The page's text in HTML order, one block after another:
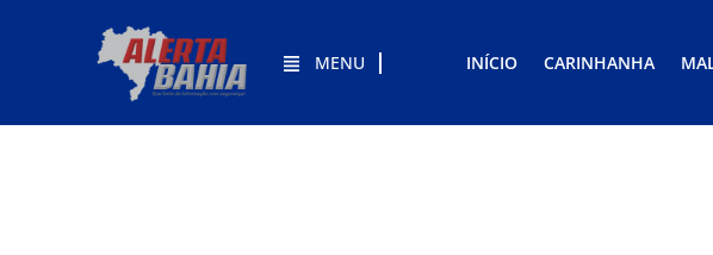
MENU INÍCIO CARINHANHA